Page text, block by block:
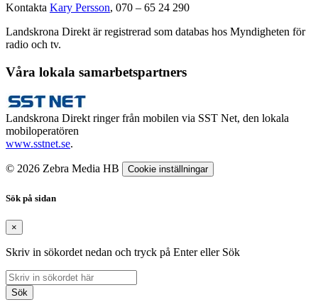
Kontakta Kary Persson, 070 – 65 24 290
Landskrona Direkt är registrerad som databas hos Myndigheten för
radio och tv.
Våra lokala samarbetspartners
Landskrona Direkt ringer från mobilen via SST Net, den lokala
mobiloperatören
www.sstnet.se.
© 2026 Zebra Media HB Cookie inställningar
Sök på sidan
×
Skriv in sökordet nedan och tryck på Enter eller Sök
Sök